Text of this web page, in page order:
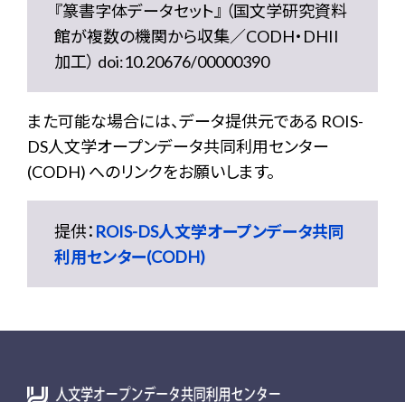
『篆書字体データセット』 （国文学研究資料
館が複数の機関から収集／CODH・DHII
加工） doi:10.20676/00000390
また可能な場合には、データ提供元である ROIS-
DS人文学オープンデータ共同利用センター
(CODH) へのリンクをお願いします。
提供： ROIS-DS人文学オープンデータ共同
利用センター(CODH)